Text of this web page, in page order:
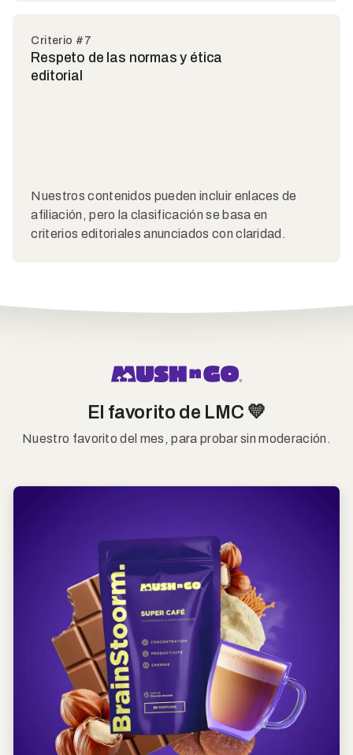
Criterio #7
Respeto de las normas y ética
editorial
Nuestros contenidos pueden incluir enlaces de
afiliación, pero la clasificación se basa en
criterios editoriales anunciados con claridad.
El favorito de LMC 💛
Nuestro favorito del mes, para probar sin moderación.